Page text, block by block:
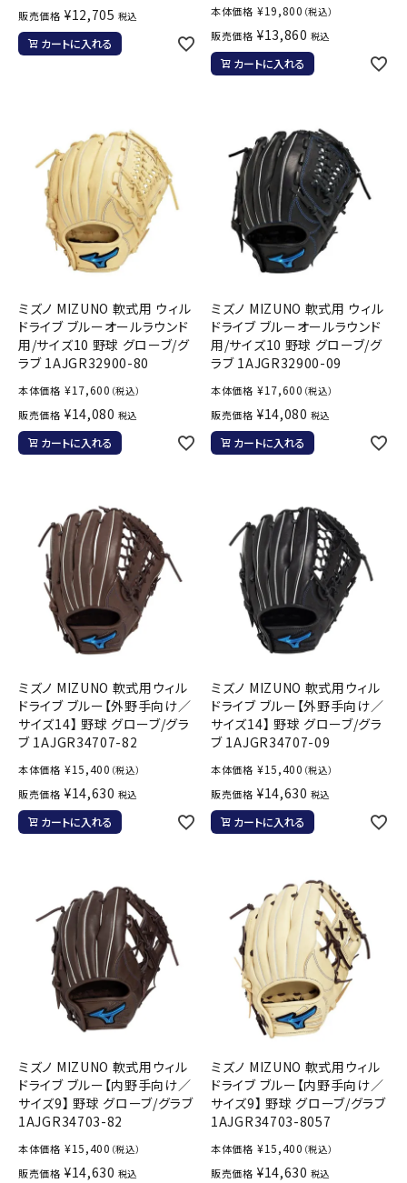
販売価格 ¥12,705 税込
カートに入れる
本体価格 ¥19,800 （税込）
販売価格 ¥13,860 税込
カートに入れる
ミズノ MIZUNO 軟式用 ウィル
ドライブ ブルーオールラウンド
用/サイズ10 野球 グローブ/グ
ラブ 1AJGR32900-80
本体価格 ¥17,600 （税込）
販売価格 ¥14,080 税込
カートに入れる
ミズノ MIZUNO 軟式用 ウィル
ドライブ ブルーオールラウンド
用/サイズ10 野球 グローブ/グ
ラブ 1AJGR32900-09
本体価格 ¥17,600 （税込）
販売価格 ¥14,080 税込
カートに入れる
ミズノ MIZUNO 軟式用ウィル
ドライブ ブルー【外野手向け／
サイズ14】 野球 グローブ/グラ
ブ 1AJGR34707-82
本体価格 ¥15,400 （税込）
販売価格 ¥14,630 税込
カートに入れる
ミズノ MIZUNO 軟式用ウィル
ドライブ ブルー【外野手向け／
サイズ14】 野球 グローブ/グラ
ブ 1AJGR34707-09
本体価格 ¥15,400 （税込）
販売価格 ¥14,630 税込
カートに入れる
ミズノ MIZUNO 軟式用ウィル
ドライブ ブルー【内野手向け／
サイズ9】 野球 グローブ/グラブ
1AJGR34703-82
本体価格 ¥15,400 （税込）
販売価格 ¥14,630 税込
ミズノ MIZUNO 軟式用ウィル
ドライブ ブルー【内野手向け／
サイズ9】 野球 グローブ/グラブ
1AJGR34703-8057
本体価格 ¥15,400 （税込）
販売価格 ¥14,630 税込